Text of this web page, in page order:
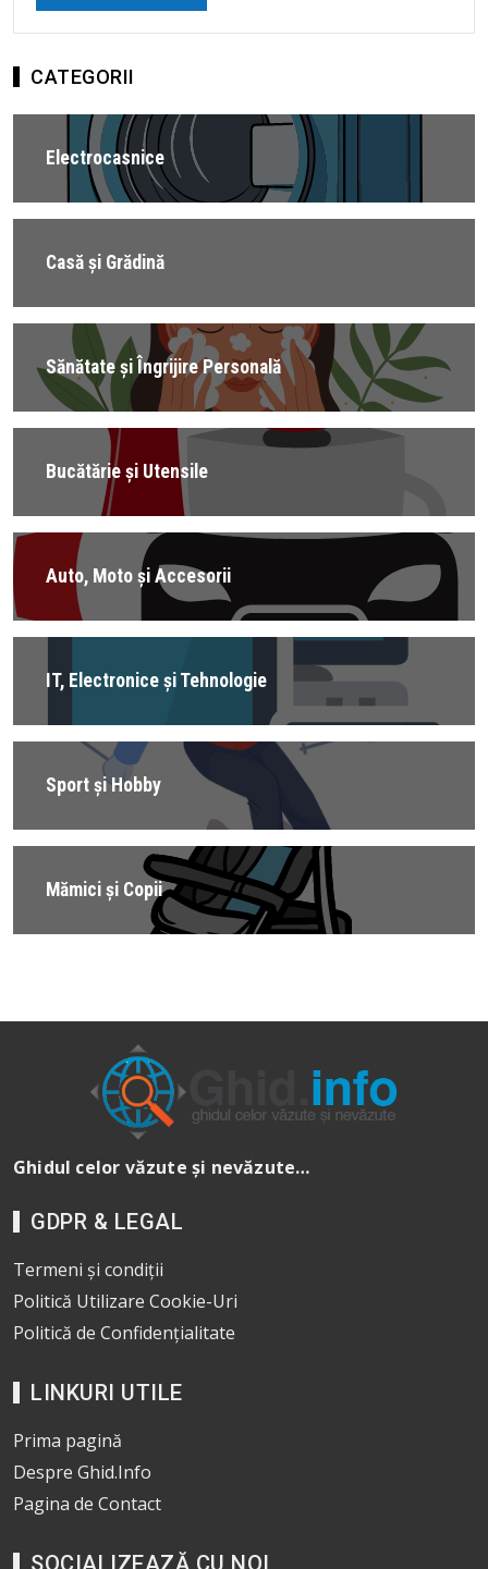
CATEGORII
Electrocasnice
Casă și Grădină
Sănătate și Îngrijire Personală
Bucătărie și Utensile
Auto, Moto și Accesorii
IT, Electronice și Tehnologie
Sport și Hobby
Mămici și Copii
Ghidul celor văzute și nevăzute…
GDPR & LEGAL
Termeni și condiții
Politică Utilizare Cookie-Uri
Politică de Confidențialitate
LINKURI UTILE
Prima pagină
Despre Ghid.Info
Pagina de Contact